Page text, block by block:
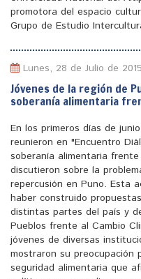
promotora del espacio
Grupo de Estudio
Lunes, 28 de Julio de 2015
Jóvenes de la región de
soberanía alimentaria
En los primeros días de
reunieron en "Encuentro
soberanía alimentaria
discutieron sobre la
repercusión en Puno. Esta
haber construido
distintas partes del país y
Pueblos frente al Cambio
jóvenes de diversas
mostraron su preocupación
seguridad alimentaria que